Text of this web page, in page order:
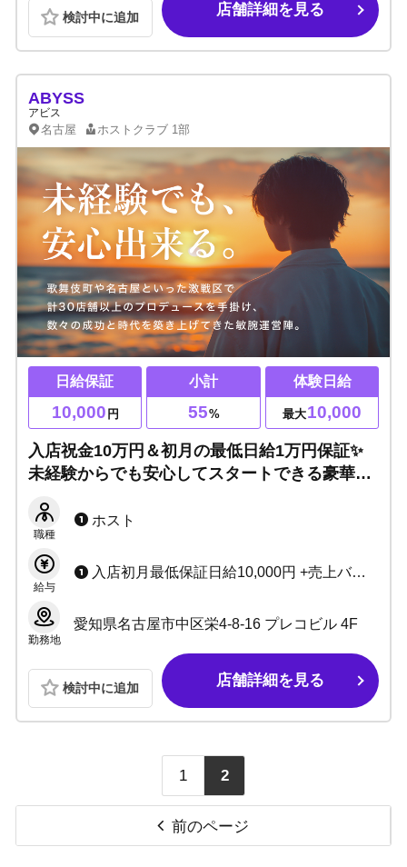
検討中に追加 店舗詳細を見る
ABYSS
アビス
名古屋 ホストクラブ 1部
日給保証
10,000 円
小計
55%
体験日給
最大10,000
入店祝金10万円＆初月の最低日給1万円保証✨
未経験からでも安心してスタートできる豪華特
能性を試してみませんか？
職種
ホスト
給与
入店初月最低保証日給10,000円 +売上バック（小計55％～） +各種賞金多数
勤務地
愛知県名古屋市中区栄4-8-16 プレコビル 4F
検討中に追加 店舗詳細を見る
1 2
前のページ